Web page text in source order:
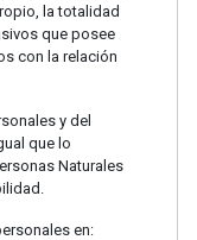
la totalidad
que posee
con la relación
y del
que lo
Naturales
en: